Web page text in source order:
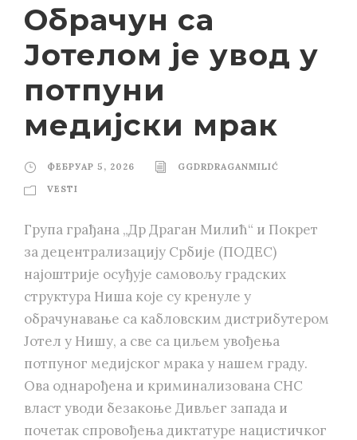
Обрачун са
Јотелом је увод у
потпуни
медијски мрак
ФЕБРУАР 5, 2026
GGDRDRAGANMILIĆ
VESTI
Група грађана „Др Драган Милић“ и Покрет
за децентрализацију Србије (ПОДЕС)
најоштрије осуђује самовољу градских
структура Ниша које су кренуле у
обрачунавање са кабловским дистрибутером
Јотел у Нишу, а све са циљем увођења
потпуног медијског мрака у нашем граду.
Ова однарођена и криминализована СНС
власт уводи безакоње Дивљег запада и
почетак спровођења диктатуре нацистичког